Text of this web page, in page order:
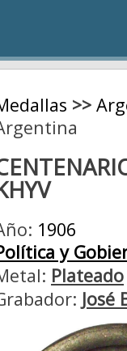
>>
1906
y
Plateado
José